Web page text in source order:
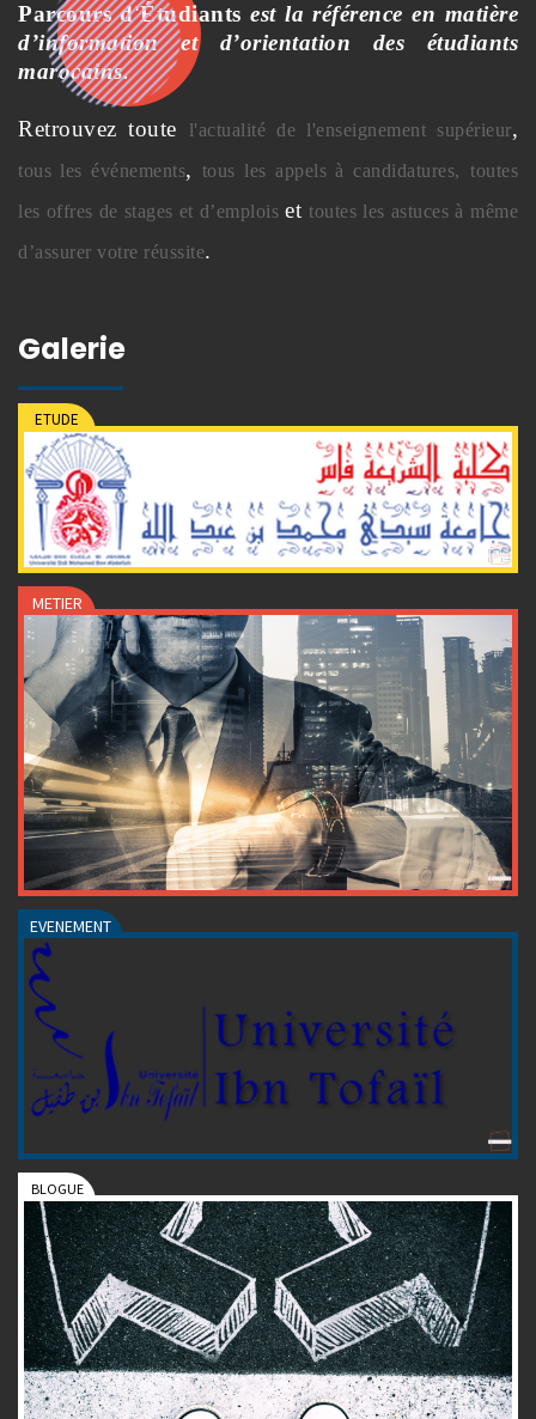
Parcours d'Étudiants est la référence en matière
d’information et d’orientation des étudiants
marocains.
Retrouvez toute l'actualité de l'enseignement supérieur,
tous les événements, tous les appels à candidatures, toutes
les offres de stages et d’emploisettoutes les astuces à même
d’assurer votre réussite.
Galerie